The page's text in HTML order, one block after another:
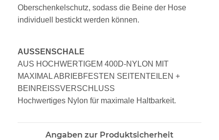
Oberschenkelschutz, sodass die Beine der Hose
individuell bestickt werden können.
AUSSENSCHALE
AUS HOCHWERTIGEM 400D-NYLON MIT
MAXIMAL ABRIEBFESTEN SEITENTEILEN +
BEINREISSVERSCHLUSS
Hochwertiges Nylon für maximale Haltbarkeit.
Angaben zur Produktsicherheit